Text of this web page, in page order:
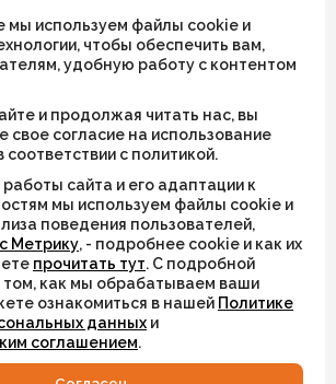
символический смысл и не имеют
или иных магических свойств
Светлана Михайловна
ИНН 263500194811
ОГРН 305263515900181
© 2026
сайтаWEBELEMENT
мы используем файлы cookie и
чтобы обеспечить вам,
удобную работу с контентом
и продолжая читать нас, вы
согласие на использование
с политикой.
сайта и его адаптации к
мы используем файлы cookie и
поведения пользователей,
Метрику, - подробнее cookie и как их
прочитать тут. С подробной
как мы обрабатываем ваши
ознакомиться в нашей Политике
данных и
соглашением.